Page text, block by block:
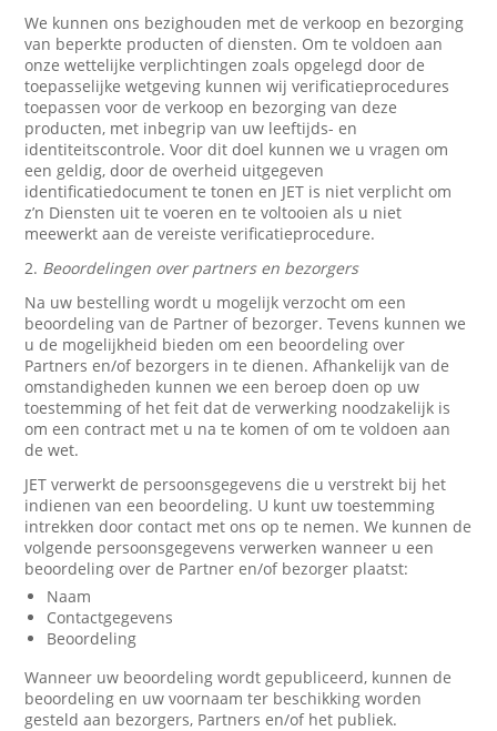
We kunnen ons bezighouden met de verkoop en bezorging
van beperkte producten of diensten. Om te voldoen aan
onze wettelijke verplichtingen zoals opgelegd door de
toepasselijke wetgeving kunnen wij verificatieprocedures
toepassen voor de verkoop en bezorging van deze
producten, met inbegrip van uw leeftijds- en
identiteitscontrole. Voor dit doel kunnen we u vragen om
een geldig, door de overheid uitgegeven
identificatiedocument te tonen en JET is niet verplicht om
z’n Diensten uit te voeren en te voltooien als u niet
meewerkt aan de vereiste verificatieprocedure.
2. Beoordelingen over partners en bezorgers
Na uw bestelling wordt u mogelijk verzocht om een
beoordeling van de Partner of bezorger. Tevens kunnen we
u de mogelijkheid bieden om een beoordeling over
Partners en/of bezorgers in te dienen. Afhankelijk van de
omstandigheden kunnen we een beroep doen op uw
toestemming of het feit dat de verwerking noodzakelijk is
om een contract met u na te komen of om te voldoen aan
de wet.
JET verwerkt de persoonsgegevens die u verstrekt bij het
indienen van een beoordeling. U kunt uw toestemming
intrekken door contact met ons op te nemen. We kunnen de
volgende persoonsgegevens verwerken wanneer u een
beoordeling over de Partner en/of bezorger plaatst:
Naam
Contactgegevens
Beoordeling
Wanneer uw beoordeling wordt gepubliceerd, kunnen de
beoordeling en uw voornaam ter beschikking worden
gesteld aan bezorgers, Partners en/of het publiek.